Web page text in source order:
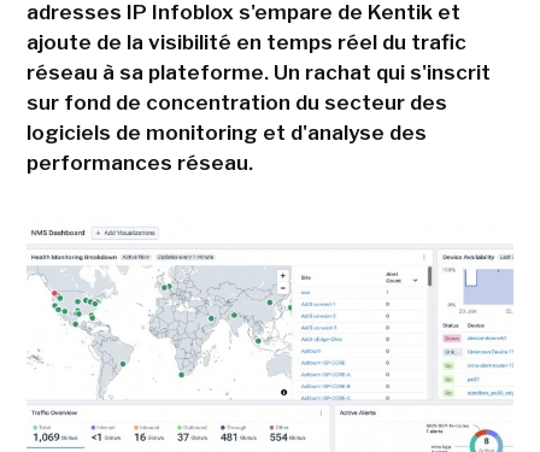
adresses IP Infoblox s'empare de Kentik et
ajoute de la visibilité en temps réel du trafic
réseau à sa plateforme. Un rachat qui s'inscrit
sur fond de concentration du secteur des
logiciels de monitoring et d'analyse des
performances réseau.